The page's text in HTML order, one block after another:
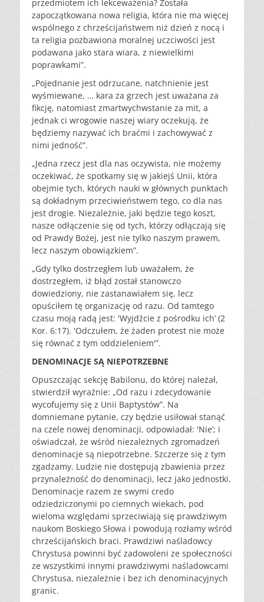
przedmiotem ich lekceważenia? Została
zapoczątkowana nowa religia, która nie ma więcej
wspólnego z chrześcijaństwem niż dzień z nocą i
ta religia pozbawiona moralnej uczciwości jest
podawana jako stara wiara, z niewielkimi
poprawkami”.
„Pojednanie jest odrzucane, natchnienie jest
wyśmiewane, … kara za grzech jest uważana za
fikcję, natomiast zmartwychwstanie za mit, a
jednak ci wrogowie naszej wiary oczekują, że
będziemy nazywać ich braćmi i zachowywać z
nimi jedność”.
„Jedna rzecz jest dla nas oczywista, nie możemy
oczekiwać, że spotkamy się w jakiejś Unii, która
obejmie tych, których nauki w głównych punktach
są dokładnym przeciwieństwem tego, co dla nas
jest drogie. Niezależnie, jaki będzie tego koszt,
nasze odłączenie się od tych, którzy odłączają się
od Prawdy Bożej, jest nie tylko naszym prawem,
lecz naszym obowiązkiem”.
„Gdy tylko dostrzegłem lub uważałem, że
dostrzegłem, iż błąd został stanowczo
dowiedziony, nie zastanawiałem się, lecz
opuściłem tę organizację od razu. Od tamtego
czasu moją radą jest: 'Wyjdźcie z pośrodku ich’ (2
Kor. 6:17). 'Odczułem, że żaden protest nie może
się równać z tym oddzieleniem'”.
DENOMINACJE SĄ NIEPOTRZEBNE
Opuszczając sekcję Babilonu, do której należał,
stwierdził wyraźnie: „Od razu i zdecydowanie
wycofujemy się z Unii Baptystów”. Na
domniemane pytanie, czy będzie usiłował stanąć
na czele nowej denominacji, odpowiadał: 'Nie’; i
oświadczał, że wśród niezależnych zgromadzeń
denominacje są niepotrzebne. Szczerze się z tym
zgadzamy. Ludzie nie dostępują zbawienia przez
przynależność do denominacji, lecz jako jednostki.
Denominacje razem ze swymi credo
odziedziczonymi po ciemnych wiekach, pod
wieloma względami sprzeciwiają się prawdziwym
naukom Boskiego Słowa i powodują rozłamy wśród
chrześcijańskich braci. Prawdziwi naśladowcy
Chrystusa powinni być zadowoleni ze społeczności
ze wszystkimi innymi prawdziwymi naśladowcami
Chrystusa, niezależnie i bez ich denominacyjnych
granic.